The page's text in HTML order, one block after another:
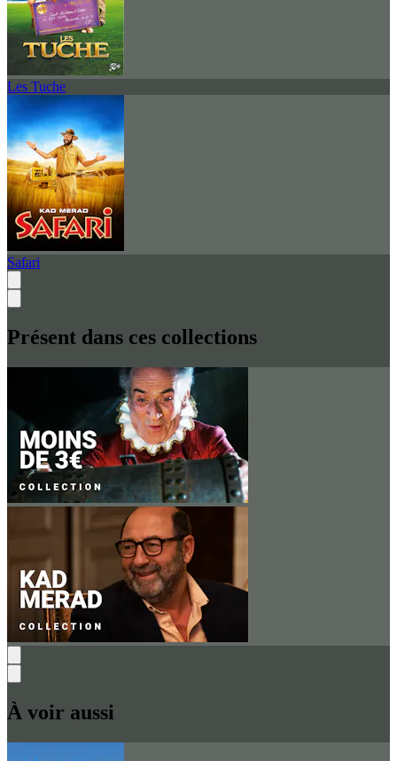
Les Tuche
Safari
Présent dans ces collections
À voir aussi